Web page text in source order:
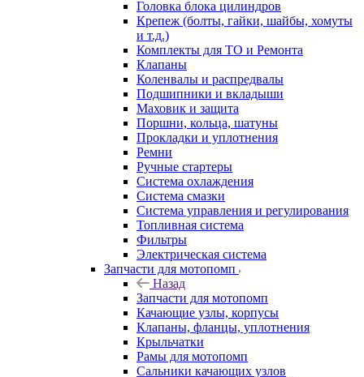
Головка блока цилиндров
Крепеж (болты, гайки, шайбы, хомуты
и т.д.)
Комплекты для ТО и Ремонта
Клапаны
Коленвалы и распредвалы
Подшипники и вкладыши
Маховик и защита
Поршни, кольца, шатуны
Прокладки и уплотнения
Ремни
Ручные стартеры
Система охлаждения
Система смазки
Система управления и регулирования
Топливная система
Фильтры
Электрическая система
Запчасти для мотопомп
Назад
Запчасти для мотопомп
Качающие узлы, корпусы
Клапаны, фланцы, уплотнения
Крыльчатки
Рамы для мотопомп
Сальники качающих узлов